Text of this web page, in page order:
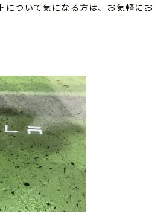
について気になる方は、お気軽にお